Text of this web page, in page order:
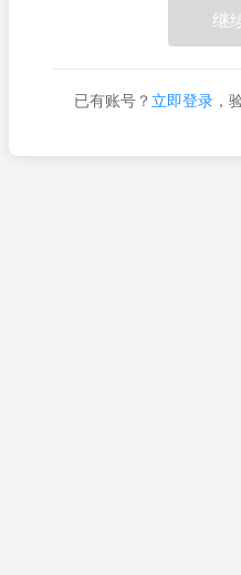
继
已有账号？ 立即登录，